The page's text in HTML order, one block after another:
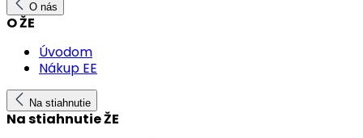
O nás
O ŽE
Úvodom
Nákup EE
Na stiahnutie
Na stiahnutie ŽE